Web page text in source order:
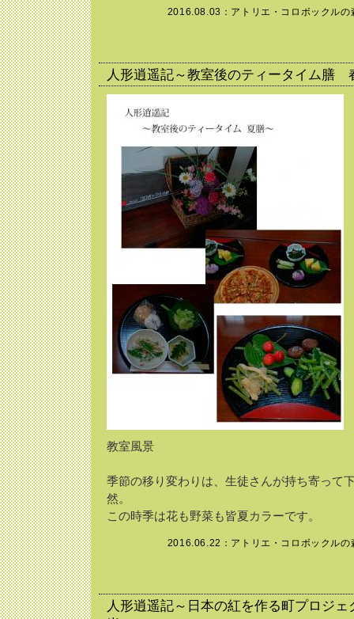
2016.08.03： アトリエ・コロボックルの
人形逍遥記～教室後のティータイム膳
教室風景
季節の移り変わりは、生徒さんが持ち寄って
然。
この時季は花も野菜も皆夏カラーです。
2016.06.22： アトリエ・コロボックルの
人形逍遥記～日本の紅を作る町プロジ